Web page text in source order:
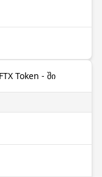
Token - ში